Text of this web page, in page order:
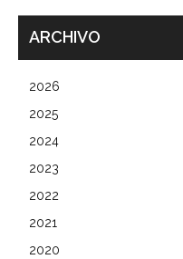
ARCHIVO
2026
2025
2024
2023
2022
2021
2020